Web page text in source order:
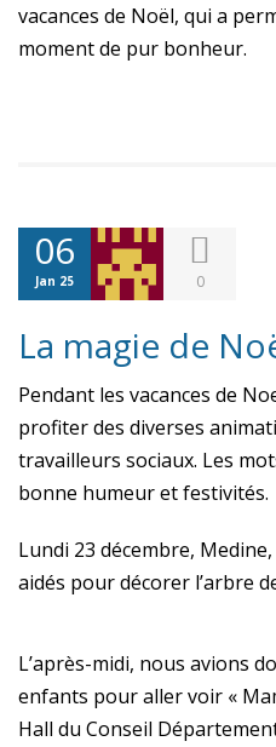
vacances de Noël, qui a
moment de pur bonheur.
06
Jan 25 0
La magie de
Pendant les vacances de
profiter des diverses
travailleurs sociaux. Les
bonne humeur et festivités.
Lundi 23 décembre,
aidés pour décorer l’arbre
L’après-midi, nous avions
enfants pour aller voir «
Hall du Conseil